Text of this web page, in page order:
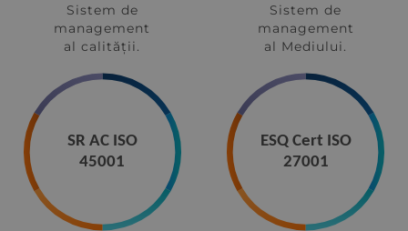
Sistem de
management
al calității.
Sistem de
management
al Mediului.
SR AC ISO
45001
ESQ Cert ISO
27001